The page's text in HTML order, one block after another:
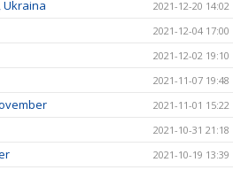
Ukraina 2021-12-20 14:02
2021-12-04 17:00
2021-12-02 19:10
2021-11-07 19:48
2021-11-01 15:22
2021-10-31 21:18
2021-10-19 13:39